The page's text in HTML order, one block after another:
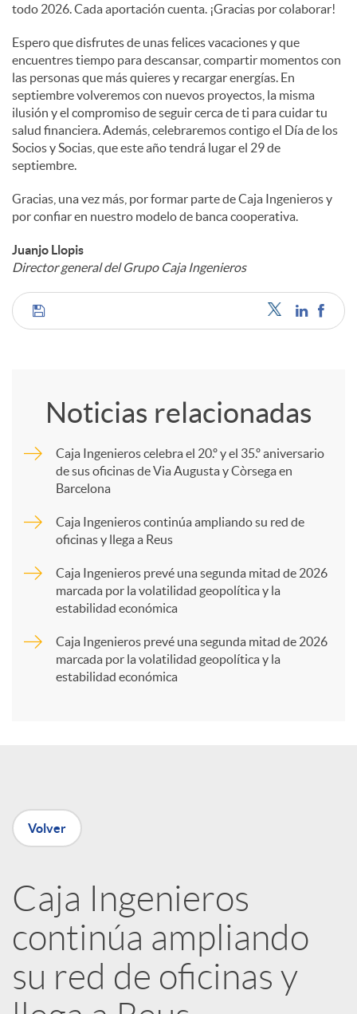
todo 2026. Cada aportación cuenta. ¡Gracias por colaborar!
Espero que disfrutes de unas felices vacaciones y que
encuentres tiempo para descansar, compartir momentos con
las personas que más quieres y recargar energías. En
septiembre volveremos con nuevos proyectos, la misma
ilusión y el compromiso de seguir cerca de ti para cuidar tu
salud financiera. Además, celebraremos contigo el Día de los
Socios y Socias, que este año tendrá lugar el 29 de
septiembre.
Gracias, una vez más, por formar parte de Caja Ingenieros y
por confiar en nuestro modelo de banca cooperativa.
Juanjo Llopis
Director general del Grupo Caja Ingenieros
C
t
n
R
e
d
Noticias relacionadas
Caja Ingenieros celebra el 20.º y el 35.º aniversario
de sus oficinas de Via Augusta y Còrsega en
Barcelona
Caja Ingenieros continúa ampliando su red de
oficinas y llega a Reus
Caja Ingenieros prevé una segunda mitad de 2026
marcada por la volatilidad geopolítica y la
estabilidad económica
Caja Ingenieros prevé una segunda mitad de 2026
marcada por la volatilidad geopolítica y la
estabilidad económica
Volver
Caja Ingenieros
continúa ampliando
su red de oficinas y